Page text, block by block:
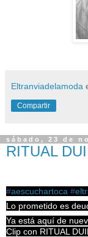
Eltranviadelamoda
Compartir
sábado, 23 de
RITUAL
#aescuchartoca #
Lo prometido es
Ya está aquí de
Clip con RITUAL